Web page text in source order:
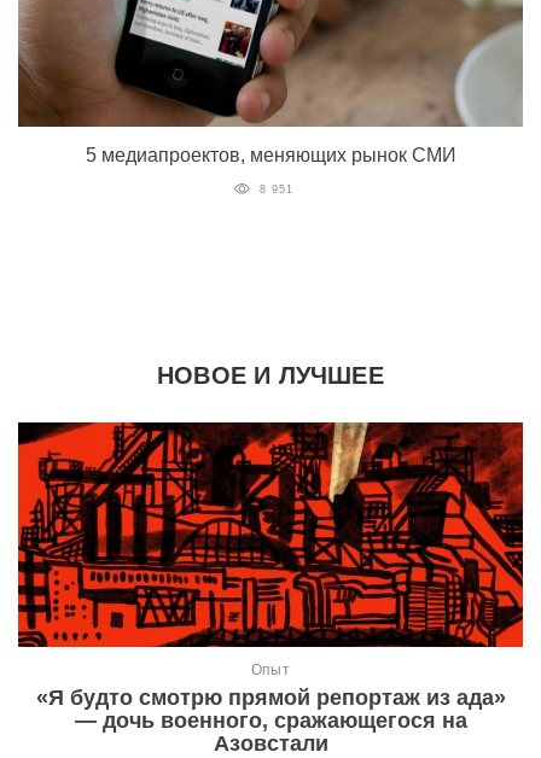
5 медиапроектов, меняющих рынок СМИ
8 951
НОВОЕ И ЛУЧШЕЕ
Опыт
«Я будто смотрю прямой репортаж из ада»
— дочь военного, сражающегося на
Азовстали